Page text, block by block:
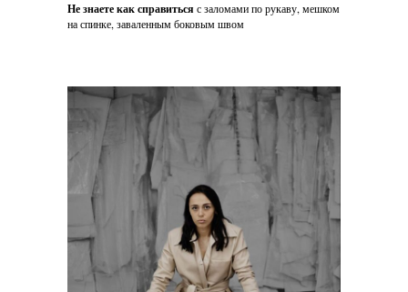
Не знаете как справиться с заломами по рукаву, мешком
на спинке, заваленным боковым швом